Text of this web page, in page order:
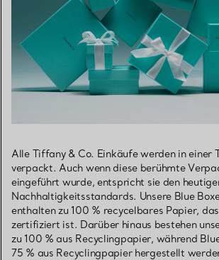
Alle Tiffany & Co. Einkäufe werden in einer
verpackt. Auch wenn diese berühmte
eingeführt wurde, entspricht sie den
Nachhaltigkeitsstandards. Unsere Blue
enthalten zu 100 % recycelbares Papier,
zertifiziert ist. Darüber hinaus bestehen
zu 100 % aus Recyclingpapier, während
75 % aus Recyclingpapier hergestellt